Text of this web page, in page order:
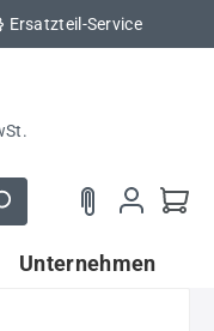
Ersatzteil-Service
Unternehmen